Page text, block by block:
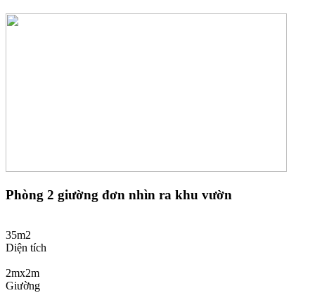
Phòng 2 giường đơn nhìn ra khu vườn
35m2
Diện tích
2mx2m
Giường